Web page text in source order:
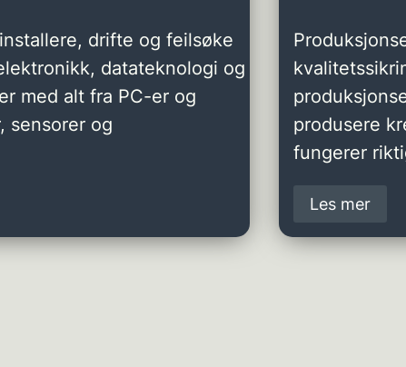
drifte og feilsøke
datateknologi og
med alt fra PC-er og
sensorer og
produsere
fungerer
Les mer